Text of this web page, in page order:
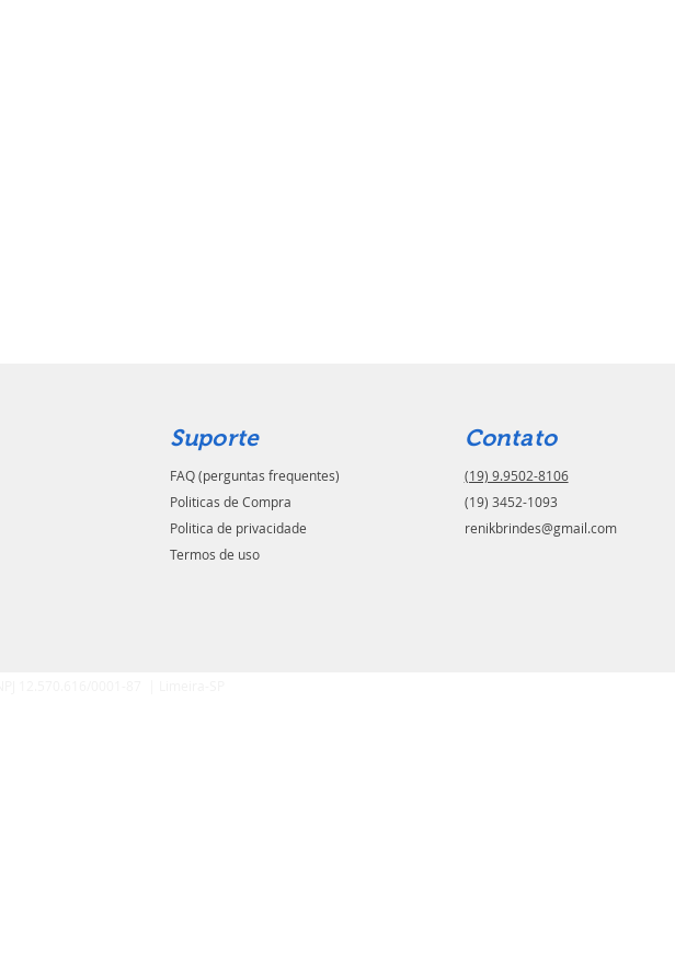
Suporte
FAQ (perguntas frequentes)
Politicas de Compra
Politica de privacidade
Termos de uso
Contato
(19) 9.9502-8106
(19) 3452-1093
renikbrindes@gmail.com